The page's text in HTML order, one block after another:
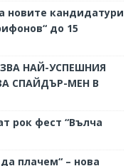
новите кандидатури
до 15
НАЙ-УСПЕШНИЯ
СПАЙДЪР-МЕН В
рок фест “Вълча
плачем“ – нова